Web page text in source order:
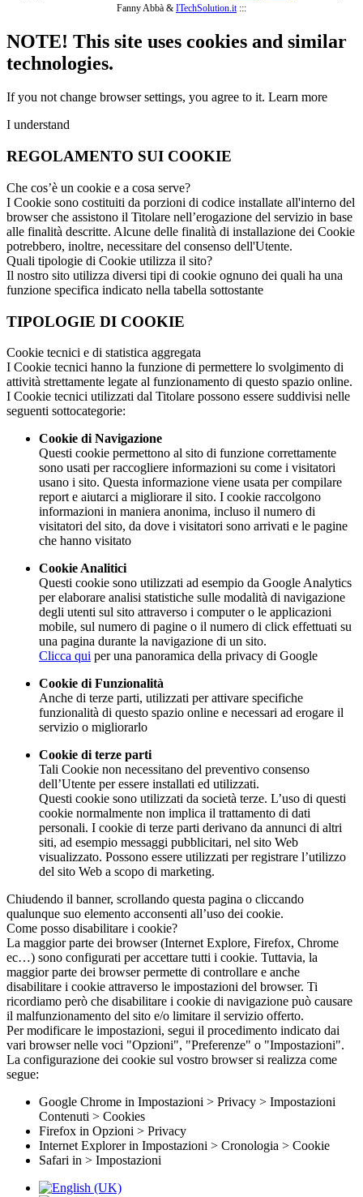
Fanny Abbà & ITechSolution.it :::
NOTE! This site uses cookies and similar
technologies.
If you not change browser settings, you agree to it. Learn more
I understand
REGOLAMENTO SUI COOKIE
Che cos’è un cookie e a cosa serve?
I Cookie sono costituiti da porzioni di codice installate all'interno del
browser che assistono il Titolare nell’erogazione del servizio in base
alle finalità descritte. Alcune delle finalità di installazione dei Cookie
potrebbero, inoltre, necessitare del consenso dell'Utente.
Quali tipologie di Cookie utilizza il sito?
Il nostro sito utilizza diversi tipi di cookie ognuno dei quali ha una
funzione specifica indicato nella tabella sottostante
TIPOLOGIE DI COOKIE
Cookie tecnici e di statistica aggregata
I Cookie tecnici hanno la funzione di permettere lo svolgimento di
attività strettamente legate al funzionamento di questo spazio online.
I Cookie tecnici utilizzati dal Titolare possono essere suddivisi nelle
seguenti sottocategorie:
Cookie di Navigazione
Questi cookie permettono al sito di funzione correttamente
sono usati per raccogliere informazioni su come i visitatori
usano i sito. Questa informazione viene usata per compilare
report e aiutarci a migliorare il sito. I cookie raccolgono
informazioni in maniera anonima, incluso il numero di
visitatori del sito, da dove i visitatori sono arrivati e le pagine
che hanno visitato
Cookie Analitici
Questi cookie sono utilizzati ad esempio da Google Analytics
per elaborare analisi statistiche sulle modalità di navigazione
degli utenti sul sito attraverso i computer o le applicazioni
mobile, sul numero di pagine o il numero di click effettuati su
una pagina durante la navigazione di un sito.
Clicca qui per una panoramica della privacy di Google
Cookie di Funzionalità
Anche di terze parti, utilizzati per attivare specifiche
funzionalità di questo spazio online e necessari ad erogare il
servizio o migliorarlo
Cookie di terze parti
Tali Cookie non necessitano del preventivo consenso
dell’Utente per essere installati ed utilizzati.
Questi cookie sono utilizzati da società terze. L’uso di questi
cookie normalmente non implica il trattamento di dati
personali. I cookie di terze parti derivano da annunci di altri
siti, ad esempio messaggi pubblicitari, nel sito Web
visualizzato. Possono essere utilizzati per registrare l’utilizzo
del sito Web a scopo di marketing.
Chiudendo il banner, scrollando questa pagina o cliccando
qualunque suo elemento acconsenti all’uso dei cookie.
Come posso disabilitare i cookie?
La maggior parte dei browser (Internet Explore, Firefox, Chrome
ec…) sono configurati per accettare tutti i cookie. Tuttavia, la
maggior parte dei browser permette di controllare e anche
disabilitare i cookie attraverso le impostazioni del browser. Ti
ricordiamo però che disabilitare i cookie di navigazione può causare
il malfunzionamento del sito e/o limitare il servizio offerto.
Per modificare le impostazioni, segui il procedimento indicato dai
vari browser nelle voci "Opzioni", "Preferenze" o "Impostazioni".
La configurazione dei cookie sul vostro browser si realizza come
segue:
Google Chrome in Impostazioni > Privacy > Impostazioni
Contenuti > Cookies
Firefox in Opzioni > Privacy
Internet Explorer in Impostazioni > Cronologia > Cookie
Safari in > Impostazioni